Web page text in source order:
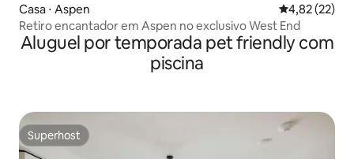
Casa ⋅ Aspen 4,82 de uma
4,82 (22)
Retiro encantador em Aspen no exclusivo West End
Aluguel por temporada pet friendly com
piscina
Superhost
Superhost